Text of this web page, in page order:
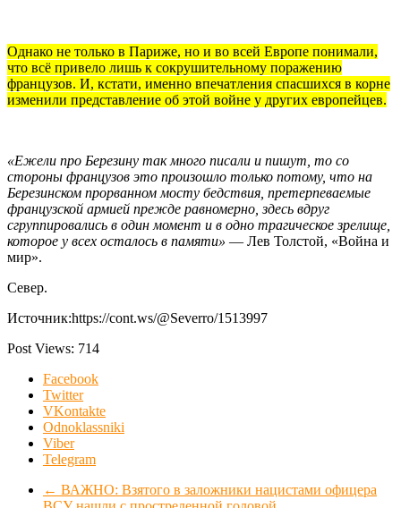
Однако не только в Париже, но и во всей Европе понимали,
что всё привело лишь к сокрушительному поражению
французов. И, кстати, именно впечатления спасшихся в корне
изменили представление об этой войне у других европейцев.
«Ежели про Березину так много писали и пишут, то со
стороны французов это произошло только потому, что на
Березинском прорванном мосту бедствия, претерпеваемые
французской армией прежде равномерно, здесь вдруг
сгруппировались в один момент и в одно трагическое зрелище,
которое у всех осталось в памяти» — Лев Толстой, «Война и
мир».
Север.
Источник:https://cont.ws/@Severro/1513997
Post Views: 714
Facebook
Twitter
VKontakte
Odnoklassniki
Viber
Telegram
← ВАЖНО: Взятого в заложники нацистами офицера